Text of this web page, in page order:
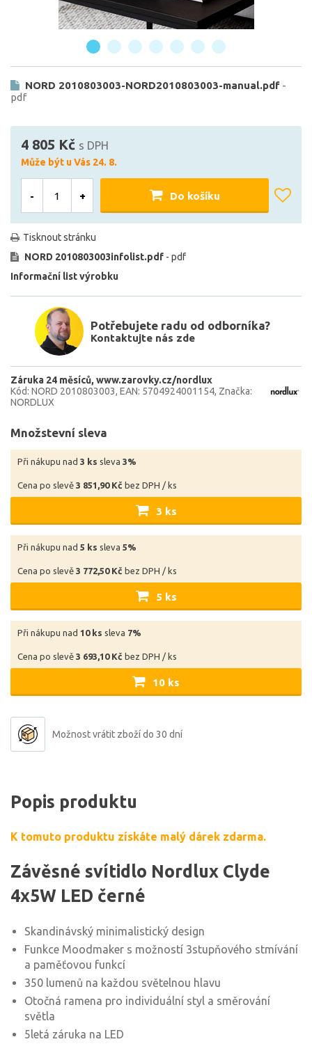
NORD 2010803003-NORD2010803003-manual.pdf -
pdf
4 805 Kč s DPH
Může být u Vás 24. 8.
- + Do košíku
Tisknout stránku
NORD 2010803003infolist.pdf - pdf
Informační list výrobku
Potřebujete radu od odborníka?
Kontaktujte nás zde
Záruka 24 měsíců www.zarovky.cz/nordlux
Kód: NORD 2010803003 EAN: 5704924001154 Značka:
NORDLUX
Množstevní sleva
Při nákupu nad 3 ks sleva 3%
Cena po slevě 3 851,90 Kč bez DPH / ks
3 ks
Při nákupu nad 5 ks sleva 5%
Cena po slevě 3 772,50 Kč bez DPH / ks
5 ks
Při nákupu nad 10 ks sleva 7%
Cena po slevě 3 693,10 Kč bez DPH / ks
10 ks
Možnost vrátit zboží do 30 dní
Popis produktu
K tomuto produktu získáte malý dárek zdarma.
Závěsné svítidlo Nordlux Clyde
4x5W LED černé
Skandinávský minimalistický design
Funkce Moodmaker s možností 3stupňového stmívání
a paměťovou funkcí
350 lumenů na každou světelnou hlavu
Otočná ramena pro individuální styl a směrování
světla
5letá záruka na LED